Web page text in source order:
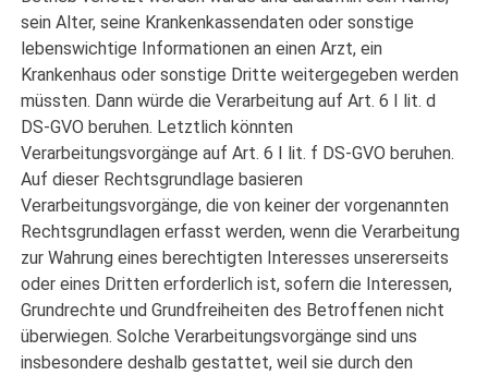
sein Alter, seine Krankenkassendaten oder sonstige
lebenswichtige Informationen an einen Arzt, ein
Krankenhaus oder sonstige Dritte weitergegeben werden
müssten. Dann würde die Verarbeitung auf Art. 6 I lit. d
DS-GVO beruhen. Letztlich könnten
Verarbeitungsvorgänge auf Art. 6 I lit. f DS-GVO beruhen.
Auf dieser Rechtsgrundlage basieren
Verarbeitungsvorgänge, die von keiner der vorgenannten
Rechtsgrundlagen erfasst werden, wenn die Verarbeitung
zur Wahrung eines berechtigten Interesses unsererseits
oder eines Dritten erforderlich ist, sofern die Interessen,
Grundrechte und Grundfreiheiten des Betroffenen nicht
überwiegen. Solche Verarbeitungsvorgänge sind uns
insbesondere deshalb gestattet, weil sie durch den